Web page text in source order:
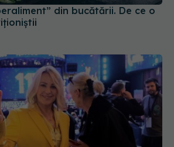
din bucătării. De ce o